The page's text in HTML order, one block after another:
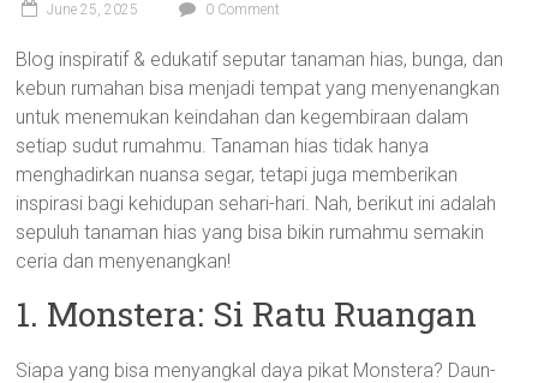
June 25, 2025 0 Comment
Blog inspiratif & edukatif seputar tanaman hias, bunga, dan
kebun rumahan bisa menjadi tempat yang menyenangkan
untuk menemukan keindahan dan kegembiraan dalam
setiap sudut rumahmu. Tanaman hias tidak hanya
menghadirkan nuansa segar, tetapi juga memberikan
inspirasi bagi kehidupan sehari-hari. Nah, berikut ini adalah
sepuluh tanaman hias yang bisa bikin rumahmu semakin
ceria dan menyenangkan!
1. Monstera: Si Ratu Ruangan
Siapa yang bisa menyangkal daya pikat Monstera? Daun-